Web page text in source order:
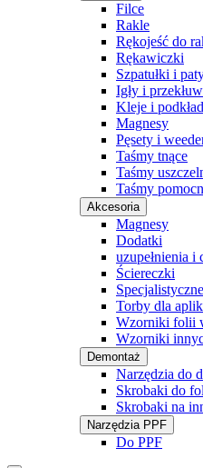
Filce
Rakle
Rękojeść do
Rękawiczki
Szpatułki i
Igły i
Kleje i
Magnesy
Pęsety i
Taśmy tnące
Taśmy
Taśmy
Akcesoria
Magnesy
Dodatki
uzupełnienia i
Ściereczki
Torby dla
Wzorniki folii
Wzorniki
Demontaż
Narzędzia do
Skrobaki do
Skrobaki na
Narzędzia PPF
Do PPF